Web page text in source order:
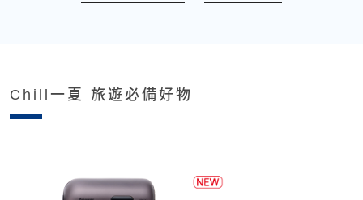
Chill一夏 旅遊必備好物